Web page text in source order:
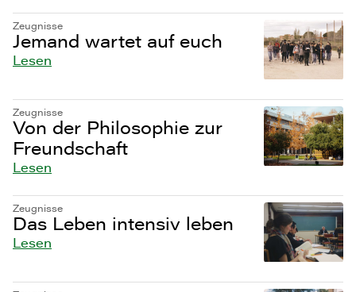
Zeugnisse
Jemand wartet auf euch
Lesen
Zeugnisse
Von der Philosophie zur
Freundschaft
Lesen
Zeugnisse
Das Leben intensiv leben
Lesen